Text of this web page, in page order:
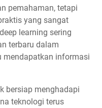
pemahaman, tetapi
yang sangat
learning sering
terbaru dalam
mendapatkan informasi
bersiap menghadapi
teknologi terus